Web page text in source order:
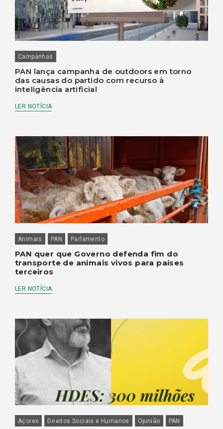
Campanhas
PAN lança campanha de outdoors em torno
das causas do partido com recurso à
inteligência artificial
LER NOTÍCIA
Animais PAN Parlamento
PAN quer que Governo defenda fim do
transporte de animais vivos para países
terceiros
LER NOTÍCIA
Açores Direitos Sociais e Humanos Opinião
PAN